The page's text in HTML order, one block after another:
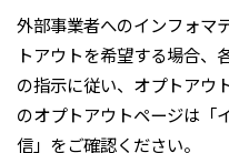
外部事業者へのインフォマ
トアウトを希望する場合、
の指示に従い、オプトアウ
のオプトアウトページは「
信」をご確認ください。